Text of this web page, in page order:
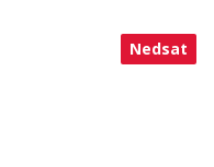
Nedsat